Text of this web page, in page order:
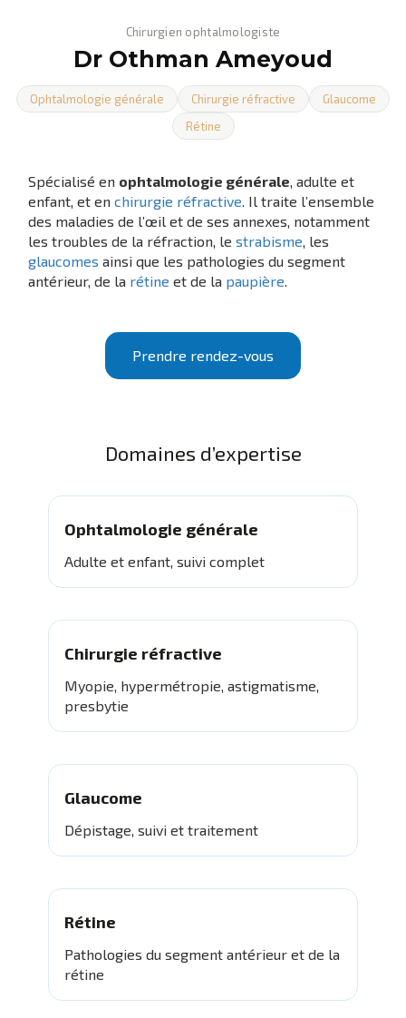
Chirurgien ophtalmologiste
Dr Othman Ameyoud
Ophtalmologie générale Chirurgie réfractive
Glaucome
Rétine
Spécialisé en ophtalmologie générale, adulte et
enfant, et enchirurgie réfractive. Il traite l’ensemble
des maladies de l’œil et de ses annexes, notamment
les troubles de la réfraction, lestrabisme, les
glaucomes ainsi que les pathologies du segment
antérieur, de la rétine et de la paupière.
Prendre rendez-vous
Domaines d’expertise
Ophtalmologie générale
Adulte et enfant, suivi complet
Chirurgie réfractive
Myopie, hypermétropie, astigmatisme,
presbytie
Glaucome
Dépistage, suivi et traitement
Rétine
Pathologies du segment antérieur et de la
rétine